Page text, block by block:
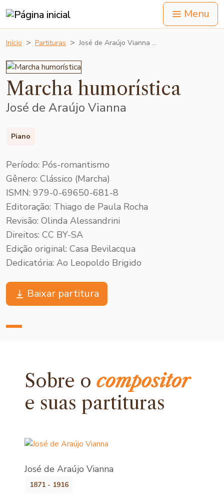
Menu
Início Partituras José de Araújo Vianna …
Marcha humorística
José de Araújo Vianna
Piano
Período: Pós-romantismo
Gênero: Clássico (Marcha)
ISMN: 979-0-69650-681-8
Editoração: Thiago de Paula Rocha
Revisão: Olinda Alessandrini
Direitos: CC BY-SA
Edição original: Casa Bevilacqua
Dedicatória: Ao Leopoldo Brigido
Baixar partitura
Sobre ocompositor
e suas partituras
José de Araújo Vianna
1871 - 1916